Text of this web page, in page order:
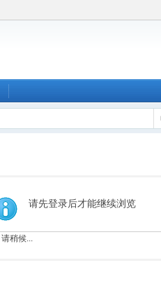
请先登录后才能继续浏览
请稍候...